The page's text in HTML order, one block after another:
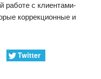
работе с клиентами-
коррекционные и
Twitter